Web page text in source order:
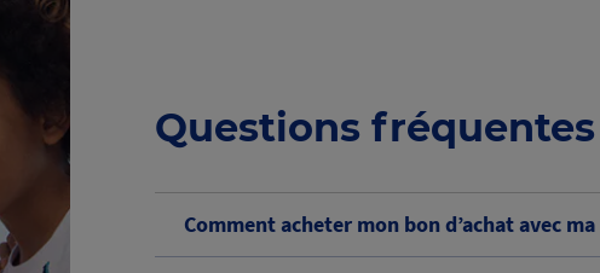
Questions fréquentes
Comment acheter mon bon d’achat avec